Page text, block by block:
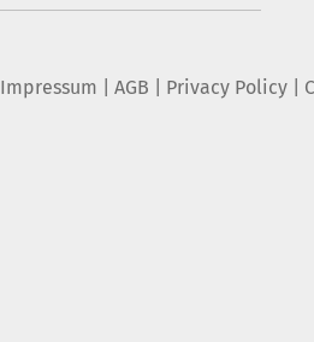
Impressum AGB Privacy Policy|